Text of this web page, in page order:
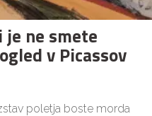
je ne smete
v Picassov
poletja boste morda